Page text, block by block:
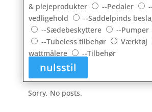
& plejeprodukter
--Pedaler
vedligehold
--Saddelpinds
--Sædebeskyttere
--Pumper
--Tubeless tilbehør
Værktøj
wattmålere
--Tilbehør
nulsstil
Sorry, No posts.